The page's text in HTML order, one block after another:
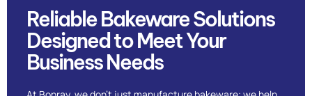
Reliable Bakeware Solutions
Designed to Meet Your
Business Needs